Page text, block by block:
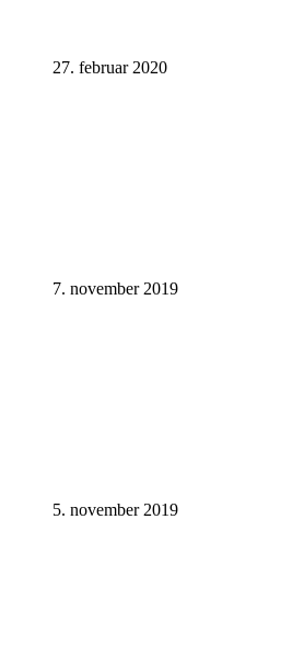
27. februar 2020
7. november 2019
5. november 2019